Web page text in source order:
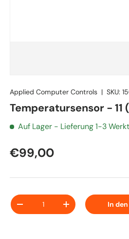
Applied Computer Controls | SKU:
Temperatursensor - 11
Auf Lager - Lieferung 1-3
€99,00
Anzahl
-
+ In